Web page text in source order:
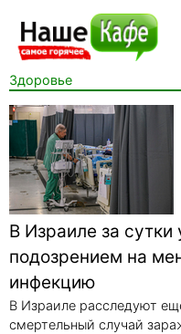
Здоровье
В Израиле за
подозрением на
инфекцию
В Израиле расследуют
смертельный случай